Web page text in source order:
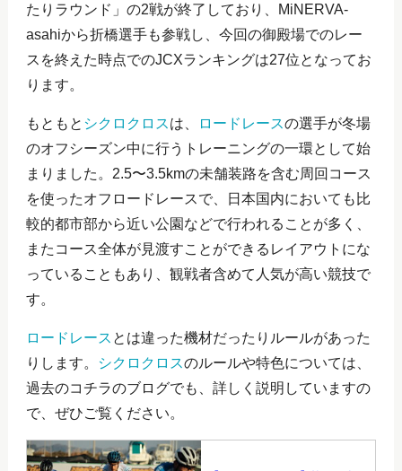
たりラウンド」の2戦が終了しており、MiNERVA‐
asahiから折橋選手も参戦し、今回の御殿場でのレー
スを終えた時点でのJCXランキングは27位となってお
ります。
もともと シクロクロスは、 ロードレースの選手が冬場
のオフシーズン中に行うトレーニングの一環として始
まりました。2.5〜3.5kmの未舗装路を含む周回コース
を使ったオフロードレースで、日本国内においても比
較的都市部から近い公園などで行われることが多く、
またコース全体が見渡すことができるレイアウトにな
っていることもあり、観戦者含めて人気が高い競技で
す。
ロードレース とは違った機材だったりルールがあった
りします。
シクロクロスのルールや特色については、
過去のコチラのブログでも、詳しく説明していますの
で、ぜひご覧ください。